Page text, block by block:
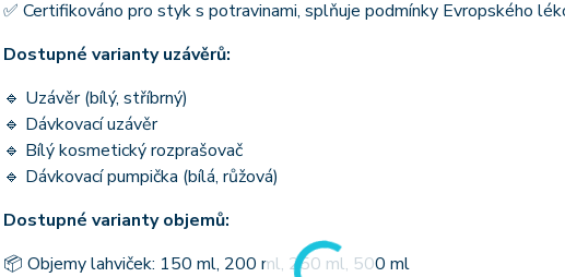
✅ Certifikováno pro styk s potravinami, splňuje podmínky Evropského
Dostupné varianty uzávěrů:
🔹 Uzávěr (bílý, stříbrný)
🔹 Dávkovací uzávěr
🔹 Bílý kosmetický rozprašovač
🔹 Dávkovací pumpička (bílá, růžová)
Dostupné varianty objemů:
📦 Objemy lahviček: 150 ml, 200 ml, 250 ml, 500 ml